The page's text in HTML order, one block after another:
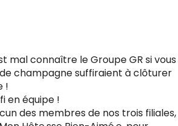
mal connaître le Groupe GR si vous
champagne suffiraient à clôturer
!
en équipe !
des membres de nos trois filiales,